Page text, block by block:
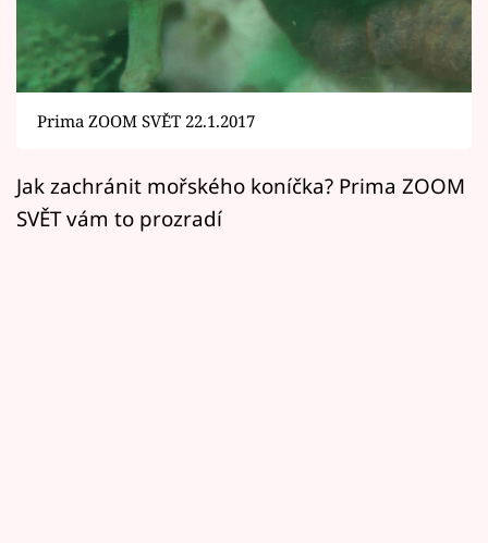
Sledujte prima+
Filmový festival Karlovy Vary
Mámy sobě
Prima ZOOM SVĚT 22.1.2017
Jak zachránit mořského koníčka? Prima ZOOM
SVĚT vám to prozradí